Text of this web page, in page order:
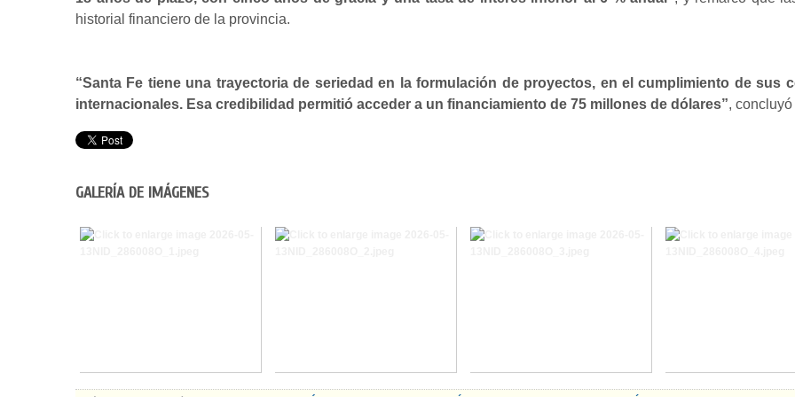
historial financiero de la provincia.
“Santa Fe tiene una trayectoria de seriedad en la formulación de proyectos, en el cumplimiento de
internacionales. Esa credibilidad permitió acceder a un financiamiento de 75 millones de dólares”, concluyó
GALERÍA DE IMÁGENES